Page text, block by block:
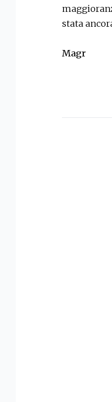
stata
Magr